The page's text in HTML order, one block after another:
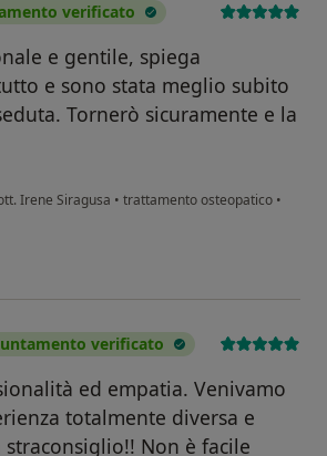
verificato
e gentile, spiega
e sono stata meglio subito
Tornerò sicuramente e la
Irene Siragusa • trattamento osteopatico •
L. G.
verificato
ed empatia. Venivamo
totalmente diversa e
Non è facile